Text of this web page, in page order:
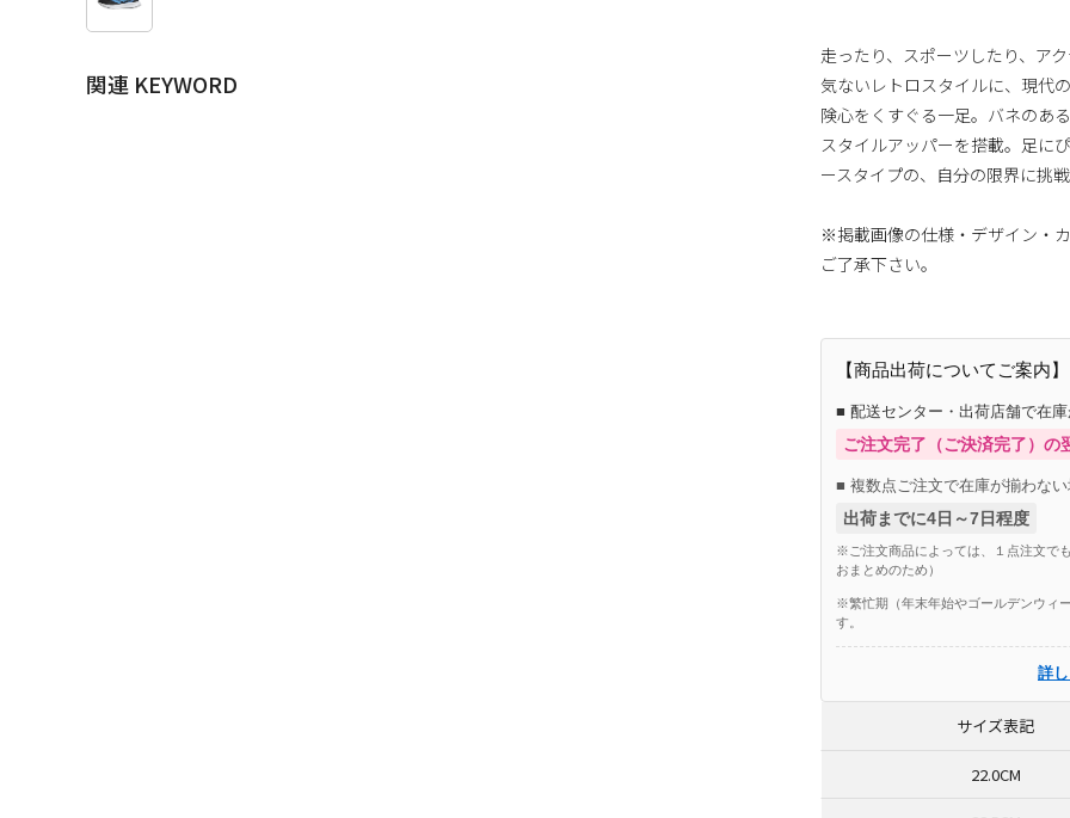
関連 KEYWORD
走ったり、スポーツしたり、ア
気ないレトロスタイルに、現代
険心をくすぐる一足。バネのあ
スタイルアッパーを搭載。足に
ースタイプの、自分の限界に挑戦
※掲載画像の仕様・デザイン・
ご了承下さい。
【商品出荷についてご案内】
■ 配送センター・出荷店舗で在
ご注文完了（ご決済完了）の
■ 複数点ご注文で在庫が揃わない
出荷までに4日～7日程度
※ご注文商品によっては、１点注文で
おまとめのため）
※繁忙期（年末年始やゴールデンウィ
す。
詳
サイズ表記
22.0CM